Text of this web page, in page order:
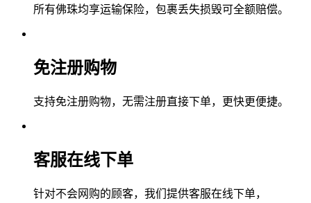
所有佛珠均享运输保险，包裹丢失损毁可全额赔偿。
免注册购物
支持免注册购物，无需注册直接下单，更快更便捷。
客服在线下单
针对不会网购的顾客，我们提供客服在线下单，